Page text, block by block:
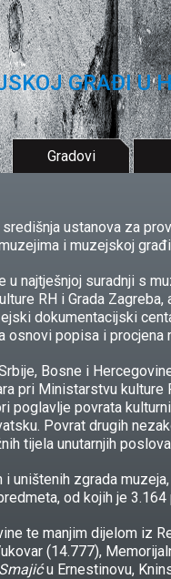
GRAĐI U
Gradovi
ustanova za
i muzejskoj
u najtješnjoj suradnji s
RH i Grada
dokumentacijski
osnovi popisa i
Bosne i
pri Ministarstvu
poglavlje povrata
Povrat drugih
tijela unutarnjih
uništenih zgrada
od kojih je
te manjim dijelom iz
(14.777),
u Ernestinovu,